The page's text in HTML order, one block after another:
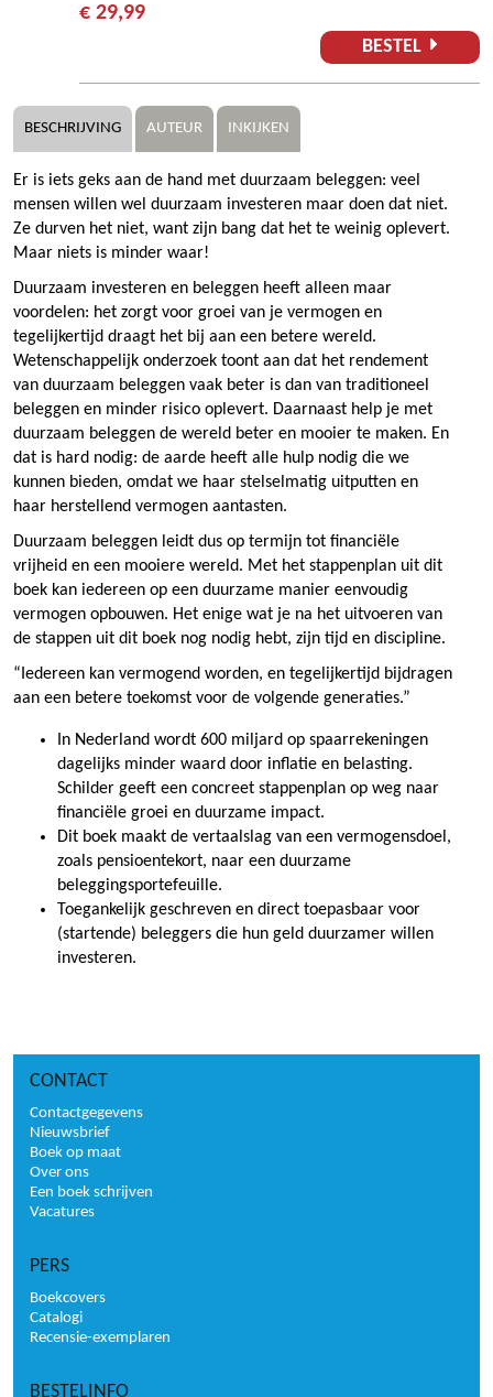
€ 29,99
BESTEL
BESCHRIJVING AUTEUR INKIJKEN
Er is iets geks aan de hand met duurzaam beleggen: veel
mensen willen wel duurzaam investeren maar doen dat niet.
Ze durven het niet, want zijn bang dat het te weinig oplevert.
Maar niets is minder waar!
Duurzaam investeren en beleggen heeft alleen maar
voordelen: het zorgt voor groei van je vermogen en
tegelijkertijd draagt het bij aan een betere wereld.
Wetenschappelijk onderzoek toont aan dat het rendement
van duurzaam beleggen vaak beter is dan van traditioneel
beleggen en minder risico oplevert. Daarnaast help je met
duurzaam beleggen de wereld beter en mooier te maken. En
dat is hard nodig: de aarde heeft alle hulp nodig die we
kunnen bieden, omdat we haar stelselmatig uitputten en
haar herstellend vermogen aantasten.
Duurzaam beleggen leidt dus op termijn tot financiële
vrijheid en een mooiere wereld. Met het stappenplan uit dit
boek kan iedereen op een duurzame manier eenvoudig
vermogen opbouwen. Het enige wat je na het uitvoeren van
de stappen uit dit boek nog nodig hebt, zijn tijd en discipline.
“Iedereen kan vermogend worden, en tegelijkertijd bijdragen
aan een betere toekomst voor de volgende generaties.”
In Nederland wordt 600 miljard op spaarrekeningen
dagelijks minder waard door inflatie en belasting.
Schilder geeft een concreet stappenplan op weg naar
financiële groei en duurzame impact.
Dit boek maakt de vertaalslag van een vermogensdoel,
zoals pensioentekort, naar een duurzame
beleggingsportefeuille.
Toegankelijk geschreven en direct toepasbaar voor
(startende) beleggers die hun geld duurzamer willen
investeren.
CONTACT
Contactgegevens
Nieuwsbrief
Boek op maat
Over ons
Een boek schrijven
Vacatures
PERS
Boekcovers
Catalogi
Recensie-exemplaren
BESTELINFO